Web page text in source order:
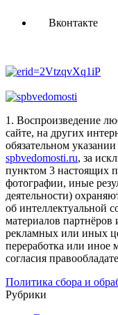
Вконтакте
1. Воспроизведение
сайте, на других
обязательном
spbvedomosti.ru, за
пунктом 3 настоящих
фотографии, иные
деятельности)
об интеллектуальной
материалов
рекламных или иных
переработка или иное
согласия
Политика сбора и
Рубрики